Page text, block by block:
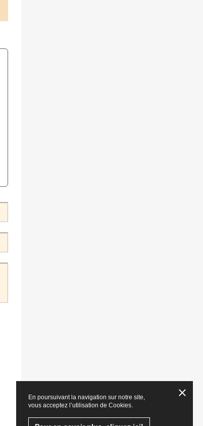
En poursuivant la navigation sur notre site,
vous acceptez l’utilisation de Cookies.